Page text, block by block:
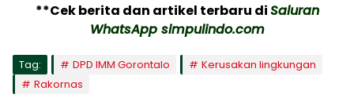
**Cek berita dan artikel terbaru diSaluran
WhatsApp simpulindo.com
Tag: DPD IMM Gorontalo
Kerusakan lingkungan
Rakornas